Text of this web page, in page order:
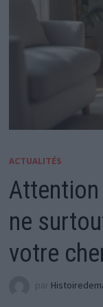
ACTUALITÉS
ne
votre
par